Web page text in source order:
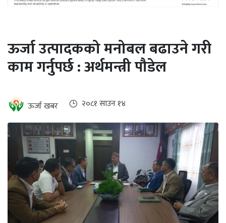
दक्षता
खबर
हरित
इभी
सम्पादकीय
बैंक
पर्यटन
भिडियो
छापा
ऊर्जा उत्पादकको मनोबल बढाउने गरी
काम गर्नुपर्छ : अर्थमन्त्री पौडेल
ऊर्जा खबर २०८१ साउन १४